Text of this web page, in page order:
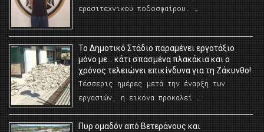
ερασιτεχνικού ποδοσφαίρου. …
Το Δημοτικό Στάδιο παραμένει εργοτάξιο
μόνο με… κάτι σπασμένα πλακάκια και ο
χρόνος τελειώνει επικίνδυνα για τη Ζάκυνθο!
Τέσσερις ημέρες μετά την έναρξη των
εργασιών, η εικόνα προκαλεί …
Πυρ ομαδόν από Βετεράνους και